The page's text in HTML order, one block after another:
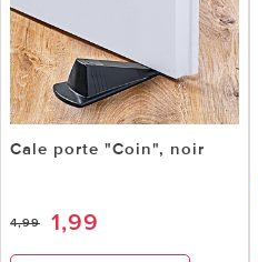
Cale porte "Coin", noir
4,99 1,99